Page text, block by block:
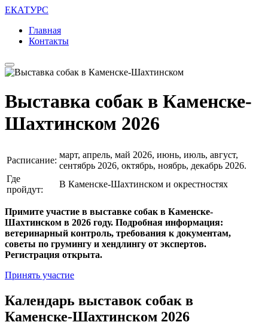
ЕКАТУРС
Главная
Контакты
Выставка собак в Каменске-
Шахтинском 2026
Расписание:
март, апрель, май 2026, июнь, июль, август,
сентябрь 2026, октябрь, ноябрь, декабрь 2026.
Где
пройдут:
В Каменске-Шахтинском и окрестностях
Примите участие в выставке собак в Каменске-
Шахтинском в 2026 году. Подробная информация:
ветеринарный контроль, требования к документам,
советы по грумингу и хендлингу от экспертов.
Регистрация открыта.
Принять участие
Календарь выставок собак в
Каменске-Шахтинском 2026